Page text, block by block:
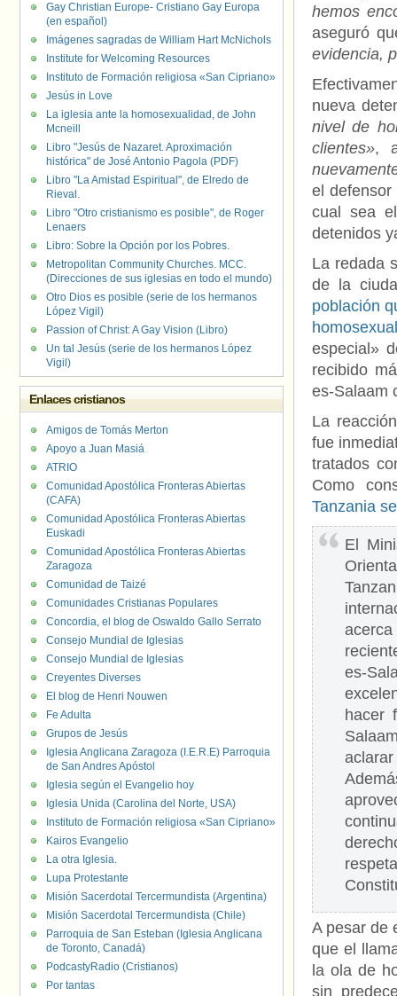
hemos
aseguró
evidencia,
nueva
nivel de
clientes»,
el
cual sea
detenidos
La redada
de la
población
especial»
recibido
es-Salaam
La
fue
tratados
Como
Tanzania
El
es-
hacer
A pesar de
que el
la ola de
sin
Gay Christian Europe- Cristiano Gay Europa
(en español)
Imágenes sagradas de William Hart McNichols
Institute for Welcoming Resources
Instituto de Formación religiosa «San Cipriano»
Jesús in Love
La iglesia ante la homosexualidad, de John
Mcneill
Libro "Jesús de Nazaret. Aproximación
histórica" de José Antonio Pagola (PDF)
Libro "La Amistad Espiritual", de Elredo de
Rieval.
Libro "Otro cristianismo es posible", de Roger
Lenaers
Libro: Sobre la Opción por los Pobres.
Metropolitan Community Churches. MCC.
(Direcciones de sus iglesias en todo el mundo)
Otro Dios es posible (serie de los hermanos
López Vigil)
Passion of Christ: A Gay Vision (Libro)
Un tal Jesús (serie de los hermanos López
Vigil)
Enlaces cristianos
Amigos de Tomás Merton
Apoyo a Juan Masiá
ATRIO
Comunidad Apostólica Fronteras Abiertas
(CAFA)
Comunidad Apostólica Fronteras Abiertas
Euskadi
Comunidad Apostólica Fronteras Abiertas
Zaragoza
Comunidad de Taizé
Comunidades Cristianas Populares
Concordia, el blog de Oswaldo Gallo Serrato
Consejo Mundial de Iglesias
Consejo Mundial de Iglesias
Creyentes Diverses
El blog de Henri Nouwen
Fe Adulta
Grupos de Jesús
Iglesia Anglicana Zaragoza (I.E.R.E) Parroquia
de San Andres Apóstol
Iglesia según el Evangelio hoy
Iglesia Unida (Carolina del Norte, USA)
Instituto de Formación religiosa «San Cipriano»
Kairos Evangelio
La otra Iglesia.
Lupa Protestante
Misión Sacerdotal Tercermundista (Argentina)
Misión Sacerdotal Tercermundista (Chile)
Parroquia de San Esteban (Iglesia Anglicana
de Toronto, Canadá)
PodcastyRadio (Cristianos)
Por tantas